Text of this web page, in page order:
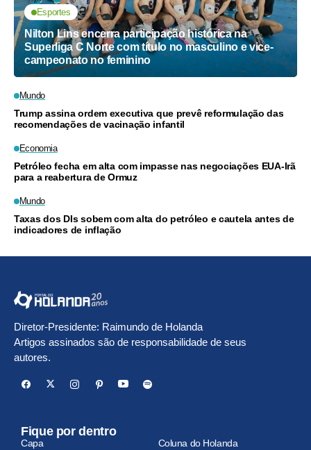
Esportes
Nilton Lins encerra participação histórica na
Superliga C Norte com título no masculino e vice-
campeonato no feminino
Mundo
Trump assina ordem executiva que prevê reformulação das
recomendações de vacinação infantil
Economia
Petróleo fecha em alta com impasse nas negociações EUA-Irã
para a reabertura de Ormuz
Mundo
Taxas dos DIs sobem com alta do petróleo e cautela antes de
indicadores de inflação
Diretor-Presidente: Raimundo de Holanda
Artigos assinados são de responsabilidade de seus
autores.
Fique por dentro
Capa Coluna do Holanda